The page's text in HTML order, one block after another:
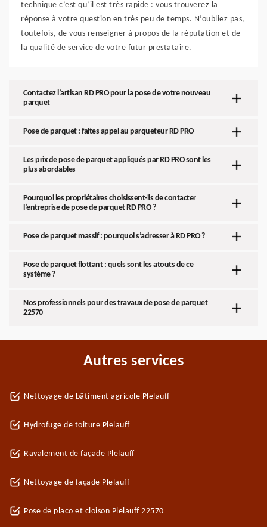
technique c’est qu’il est très rapide : vous trouverez la
réponse à votre question en très peu de temps. N’oubliez pas,
toutefois, de vous renseigner à propos de la réputation et de
la qualité de service de votre futur prestataire.
Contactez l’artisan RD PRO pour la pose de votre nouveau
parquet
Pose de parquet : faites appel au parqueteur RD PRO
Les prix de pose de parquet appliqués par RD PRO sont les
plus abordables
Pourquoi les propriétaires choisissent-ils de contacter
l’entreprise de pose de parquet RD PRO ?
Pose de parquet massif : pourquoi s’adresser à RD PRO ?
Pose de parquet flottant : quels sont les atouts de ce
système ?
Nos professionnels pour des travaux de pose de parquet
22570
Autres services
Nettoyage de bâtiment agricole Plelauff
Hydrofuge de toiture Plelauff
Ravalement de façade Plelauff
Nettoyage de façade Plelauff
Pose de placo et cloison Plelauff 22570